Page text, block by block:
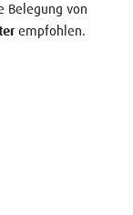
Belegung von
empfohlen.